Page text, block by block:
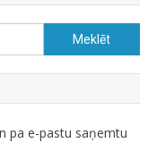
Meklēt:
pa e-pastu saņemtu